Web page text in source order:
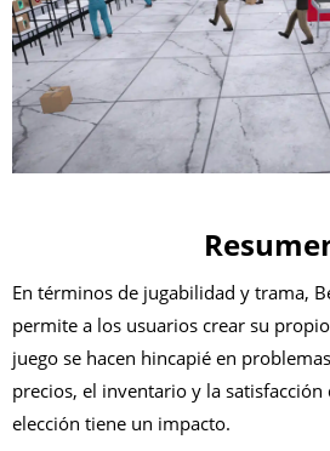
En términos de jugabilidad y trama,
permite a los usuarios crear su
juego se hacen hincapié en
precios, el inventario y la satisfacción
elección tiene un impacto.